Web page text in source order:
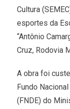
Cultura
esportes da
“Antônio
Cruz, Rodovia
A obra foi
Fundo
(FNDE) do